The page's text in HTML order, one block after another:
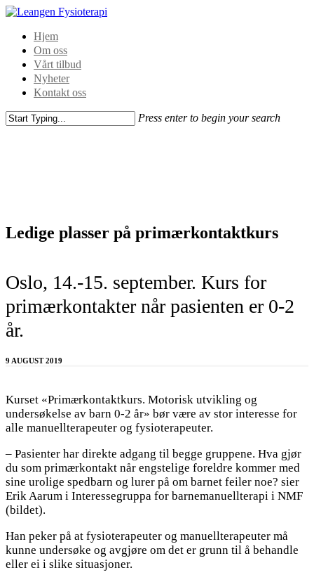
Hjem
Om oss
Vårt tilbud
Nyheter
Kontakt oss
Press enter to begin your search
Ledige plasser på primærkontaktkurs
Oslo, 14.-15. september. Kurs for
primærkontakter når pasienten er 0-2
år.
9 AUGUST 2019
Kurset «Primærkontaktkurs. Motorisk utvikling og
undersøkelse av barn 0-2 år» bør være av stor interesse for
alle manuellterapeuter og fysioterapeuter.
– Pasienter har direkte adgang til begge gruppene. Hva gjør
du som primærkontakt når engstelige foreldre kommer med
sine urolige spedbarn og lurer på om barnet feiler noe? sier
Erik Aarum i Interessegruppa for barnemanuellterapi i NMF
(bildet).
Han peker på at fysioterapeuter og manuellterapeuter må
kunne undersøke og avgjøre om det er grunn til å behandle
eller ei i slike situasjoner.